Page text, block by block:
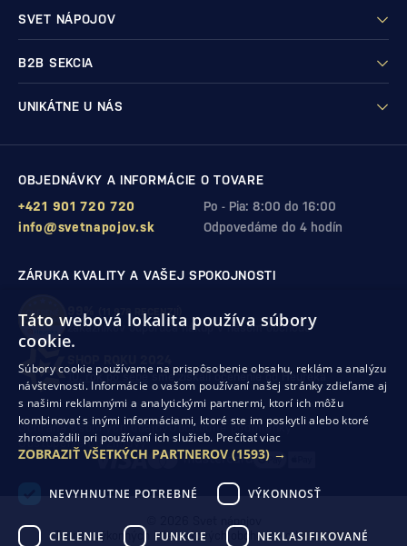
SVET NÁPOJOV
B2B SEKCIA
UNIKÁTNE U NÁS
OBJEDNÁVKY A INFORMÁCIE O TOVARE
Po - Pia: 8:00 do 16:00
+421 901 720 720
Odpovedáme do 4 hodín
info@svetnapojov.sk
ZÁRUKA KVALITY A VAŠEJ SPOKOJNOSTI
99% (11 978 RECENZIÍ)
zákazníkov odporúča nákup v našom obchode
10. rok po sebesme získali ocenenie od Heureka
Ochrana osobných údajovObchodné podmienky
Odstúpenie od zmluvy
Tvorba výkonných internetových obchodov odRIESENIA
Táto webová lokalita používa súbory
cookie.
Súbory cookie používame na prispôsobenie obsahu, reklám a analýzu
návštevnosti. Informácie o vašom používaní našej stránky zdieľame aj
s našimi reklamnými a analytickými partnermi, ktorí ich môžu
kombinovať s inými informáciami, ktoré ste im poskytli alebo ktoré
zhromaždili pri používaní ich služieb. Prečítať viac
ZOBRAZIŤ VŠETKÝCH PARTNEROV (1593) →
NEVYHNUTNE POTREBNÉ VÝKONNOSŤ
CIELENIE FUNKCIE NEKLASIFIKOVANÉ